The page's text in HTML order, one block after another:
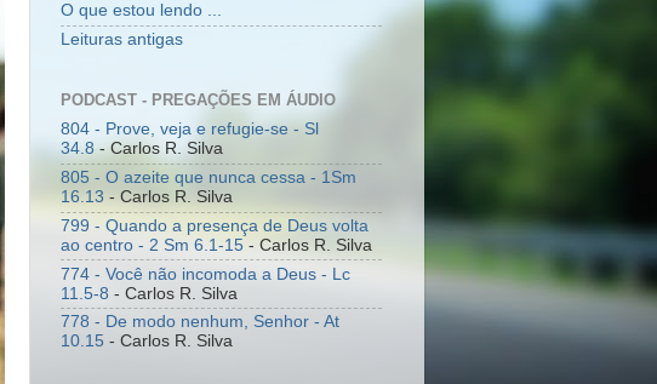
O que estou lendo ...
Leituras antigas
PODCAST - PREGAÇÕES EM ÁUDIO
804 - Prove, veja e refugie-se - Sl
34.8 - Carlos R. Silva
805 - O azeite que nunca cessa - 1Sm
16.13 - Carlos R. Silva
799 - Quando a presença de Deus volta
ao centro - 2 Sm 6.1-15 - Carlos R. Silva
774 - Você não incomoda a Deus - Lc
11.5-8 - Carlos R. Silva
778 - De modo nenhum, Senhor - At
10.15 - Carlos R. Silva